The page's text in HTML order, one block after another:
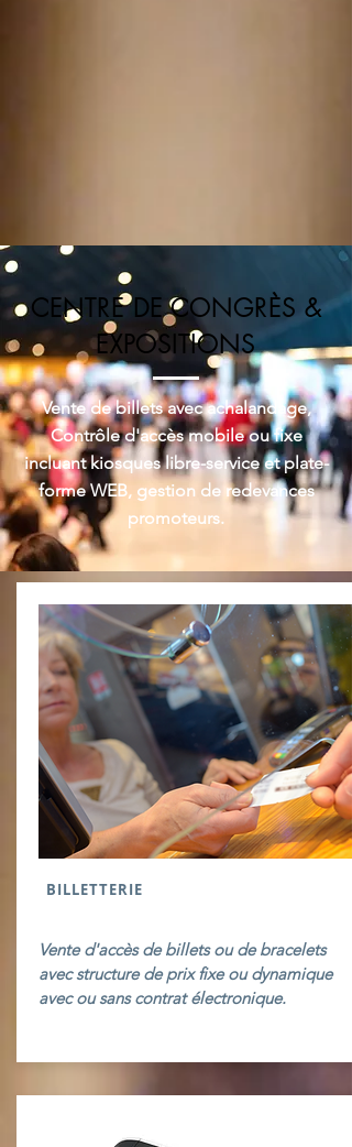
CENTRE DE CONGRÈS &
EXPOSITIONS
Vente de billets avec achalandage,
Contrôle d'accès mobile ou fixe
incluant kiosques libre-service et plate-
forme WEB, gestion de redevances
promoteurs.
BILLETTERIE
Vente d'accès de billets ou de bracelets
avec structure de prix fixe ou dynamique
avec ou sans contrat électronique.